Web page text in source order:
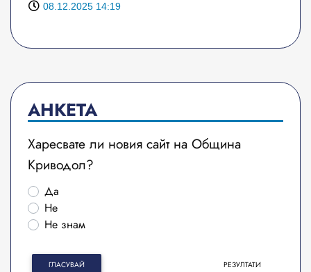
08.12.2025 14:19
АНКЕТА
Харесвате ли новия сайт на Община
Криводол?
Да
Не
Не знам
ГЛАСУВАЙ РЕЗУЛТАТИ